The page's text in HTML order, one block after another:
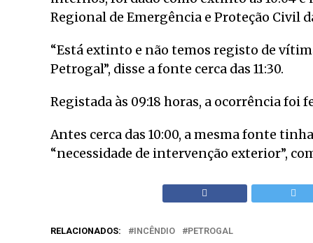
Regional de Emergência e Proteção Civil
“Está extinto e não temos registo de
Petrogal”, disse a fonte cerca das 11:30.
Registada às 09:18 horas, a ocorrência foi
Antes cerca das 10:00, a mesma fonte
“necessidade de intervenção exterior”,
RELACIONADOS: INCÊNDIO PETROGAL